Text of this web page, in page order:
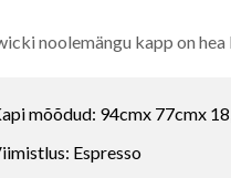
noolemängu kapp on hea
mõõdud: 94cmx 77cmx
Espresso